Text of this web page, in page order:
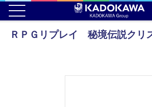
ＲＰＧリプレイ 秘境伝説クリ